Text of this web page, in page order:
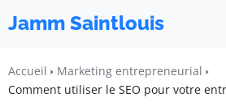
Jamm Saintlouis
Accueil
Marketing entrepreneurial
Comment utiliser le SEO pour votre